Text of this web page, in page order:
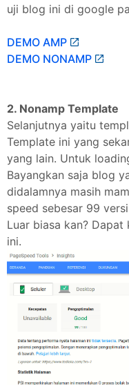
uji blog ini di google
DEMO AMP
DEMO NONAMP
2. Nonamp Template
Selanjutnya yaitu
Template ini yang
yang lain. Untuk
Bayangkan saja blog
didalamnya masih
speed sebesar 99
Luar biasa kan?
ini.